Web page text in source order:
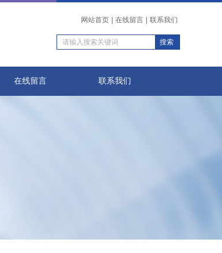
网站首页 在线留言 联系我们
在线留言 联系我们